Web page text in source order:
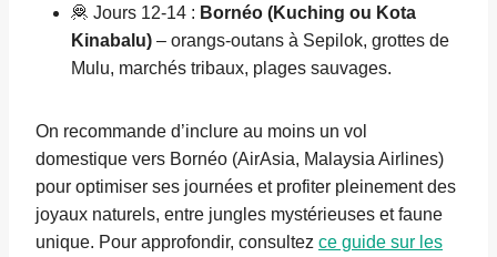
🦧 Jours 12-14 : Bornéo (Kuching ou Kota
Kinabalu) – orangs-outans à Sepilok, grottes de
Mulu, marchés tribaux, plages sauvages.
On recommande d’inclure au moins un vol
domestique vers Bornéo (AirAsia, Malaysia Airlines)
pour optimiser ses journées et profiter pleinement des
joyaux naturels, entre jungles mystérieuses et faune
unique. Pour approfondir, consultez ce guide sur les